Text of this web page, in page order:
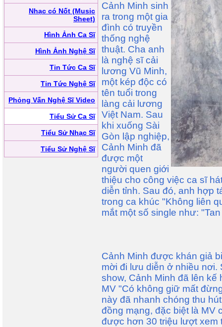
Nhạc có Nốt (Music
Sheet)
Hình Ảnh Ca Sĩ
Hình Ảnh Nghệ Sĩ
Tin Tức Ca Sĩ
Tin Tức Nghệ Sĩ
Phỏng Vấn Nghệ Sĩ Video
Tiểu Sử Ca Sĩ
Tiểu Sử Nhạc Sĩ
Tiểu Sử Nghệ Sĩ
Cảnh Minh sinh
ra trong một gia
đình có truyền
thống nghệ
thuật. Cha anh
là nghệ sĩ cải
lương Vũ Minh,
một kép độc có
tên tuổi trong
làng cải lương
Việt Nam. Sau
khi xuống Sài
Gòn lập nghiệp,
Cảnh Minh đã
được một
người quen giới
thiệu cho công việc ca sĩ
diễn tỉnh. Sau đó, anh hợp
trong ca khúc "Không liên
mắt một số single như:
Cảnh Minh được khán giả
mời đi lưu diễn ở nhiều nơi.
show, Cảnh Minh đã lên kế
MV "Có không giữ mất
này đã nhanh chóng thu
đồng mạng, đặc biệt là MV
được hơn 30 triệu lượt xem